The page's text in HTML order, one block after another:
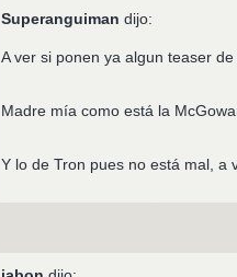
Superanguiman dijo:
A ver si ponen ya algun teaser
Madre mía como está la
Y lo de Tron pues no está mal, a